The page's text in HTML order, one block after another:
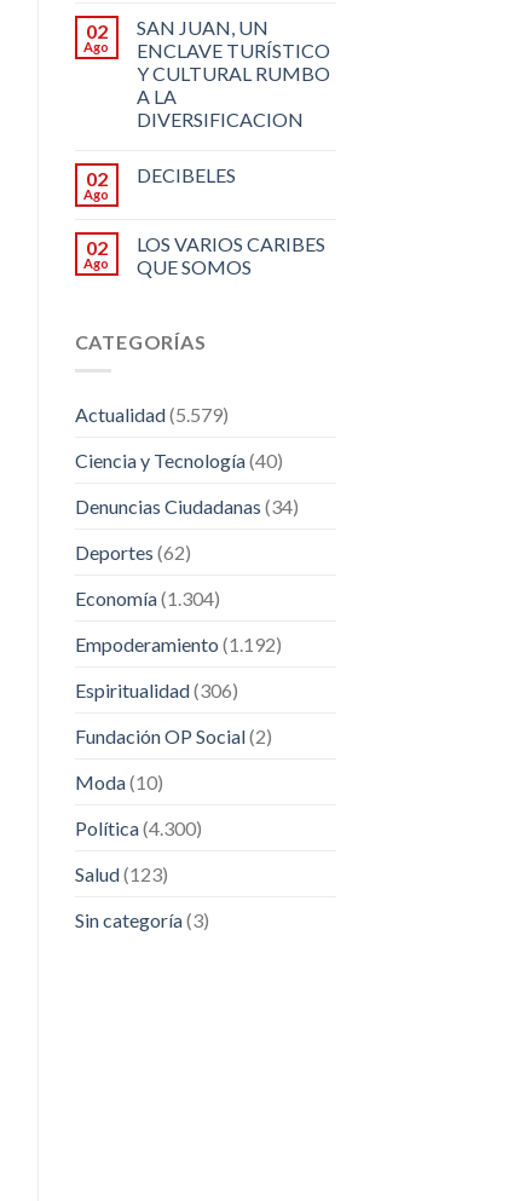
02
Ago
SAN JUAN, UN
ENCLAVE TURÍSTICO
Y CULTURAL RUMBO
A LA
DIVERSIFICACION
02
Ago
DECIBELES
02
Ago
LOS VARIOS CARIBES
QUE SOMOS
CATEGORÍAS
Actualidad(5.579)
Ciencia y Tecnología(40)
Denuncias Ciudadanas (34)
Deportes (62)
Economía(1.304)
Empoderamiento (1.192)
Espiritualidad(306)
Fundación OP Social(2)
Moda(10)
Política(4.300)
Salud(123)
Sin categoría(3)